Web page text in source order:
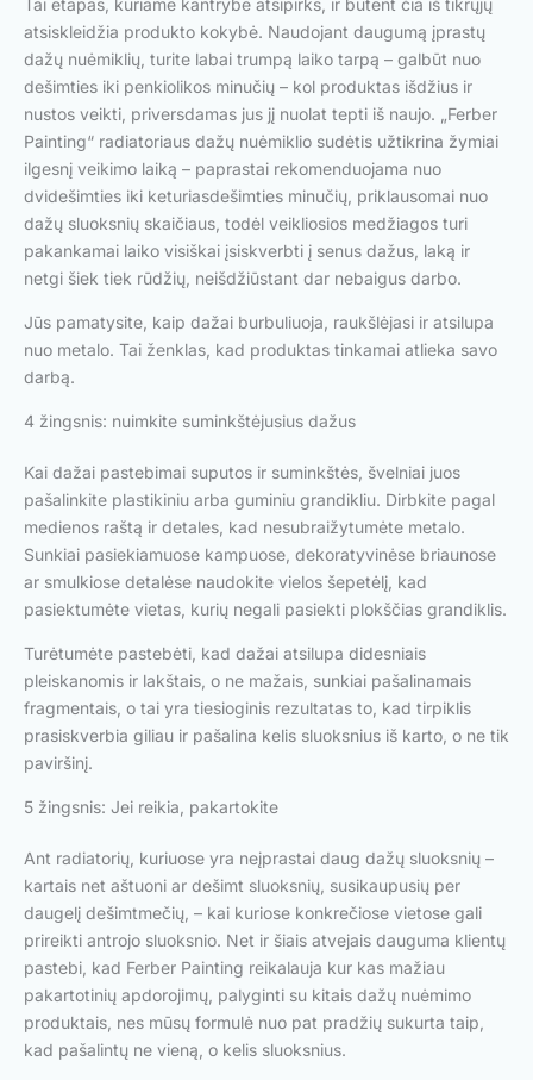
atsiskleidžia produkto kokybė. Naudojant daugumą įprastų
dažų nuėmiklių, turite labai trumpą laiko tarpą – galbūt nuo
dešimties iki penkiolikos minučių – kol produktas išdžius ir
nustos veikti, priversdamas jus jį nuolat tepti iš naujo. „Ferber
Painting“ radiatoriaus dažų nuėmiklio sudėtis užtikrina žymiai
ilgesnį veikimo laiką – paprastai rekomenduojama nuo
dvidešimties iki keturiasdešimties minučių, priklausomai nuo
dažų sluoksnių skaičiaus, todėl veikliosios medžiagos turi
pakankamai laiko visiškai įsiskverbti į senus dažus, laką ir
netgi šiek tiek rūdžių, neišdžiūstant dar nebaigus darbo.
Jūs pamatysite, kaip dažai burbuliuoja, raukšlėjasi ir atsilupa
nuo metalo. Tai ženklas, kad produktas tinkamai atlieka savo
darbą.
4 žingsnis: nuimkite suminkštėjusius dažus
Kai dažai pastebimai suputos ir suminkštės, švelniai juos
pašalinkite plastikiniu arba guminiu grandikliu. Dirbkite pagal
medienos raštą ir detales, kad nesubraižytumėte metalo.
Sunkiai pasiekiamuose kampuose, dekoratyvinėse briaunose
ar smulkiose detalėse naudokite vielos šepetėlį, kad
pasiektumėte vietas, kurių negali pasiekti plokščias grandiklis.
Turėtumėte pastebėti, kad dažai atsilupa didesniais
pleiskanomis ir lakštais, o ne mažais, sunkiai pašalinamais
fragmentais, o tai yra tiesioginis rezultatas to, kad tirpiklis
prasiskverbia giliau ir pašalina kelis sluoksnius iš karto, o ne tik
paviršinį.
5 žingsnis: Jei reikia, pakartokite
Ant radiatorių, kuriuose yra neįprastai daug dažų sluoksnių –
kartais net aštuoni ar dešimt sluoksnių, susikaupusių per
daugelį dešimtmečių, – kai kuriose konkrečiose vietose gali
prireikti antrojo sluoksnio. Net ir šiais atvejais dauguma klientų
pastebi, kad Ferber Painting reikalauja kur kas mažiau
pakartotinių apdorojimų, palyginti su kitais dažų nuėmimo
produktais, nes mūsų formulė nuo pat pradžių sukurta taip,
kad pašalintų ne vieną, o kelis sluoksnius.